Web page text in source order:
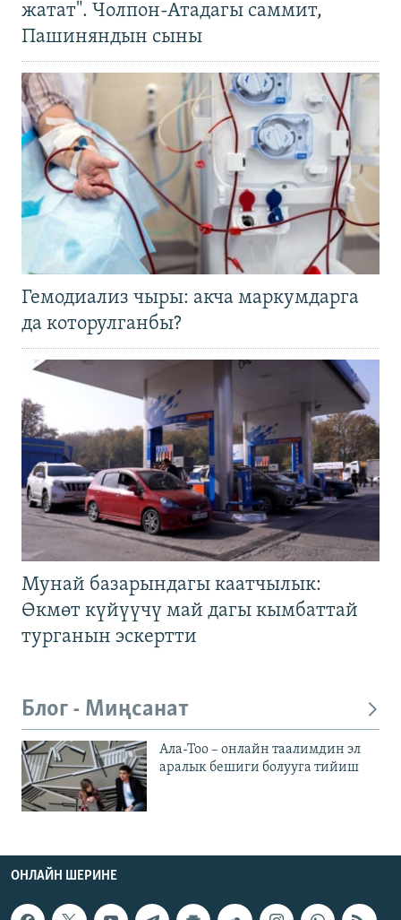
жатат". Чолпон-Атадагы саммит,
Пашиняндын сыны
Гемодиализ чыры: акча маркумдарга
да которулганбы?
Мунай базарындагы каатчылык:
Өкмөт күйүүчү май дагы кымбаттай
турганын эскертти
Блог - Миңсанат
Ала-Тоо – онлайн таалимдин эл
аралык бешиги болууга тийиш
ОНЛАЙН ШЕРИНЕ